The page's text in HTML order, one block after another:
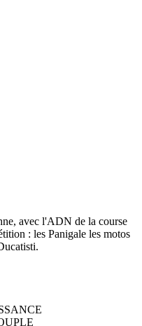
avec l'ADN de la course
: les Panigale les motos